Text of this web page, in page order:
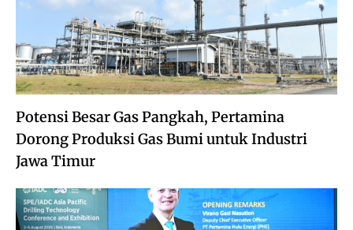
Potensi Besar Gas Pangkah, Pertamina
Dorong Produksi Gas Bumi untuk Industri
Jawa Timur